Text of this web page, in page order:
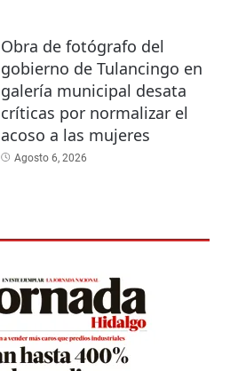
Obra de fotógrafo del
gobierno de Tulancingo en
galería municipal desata
críticas por normalizar el
acoso a las mujeres
Agosto 6, 2026